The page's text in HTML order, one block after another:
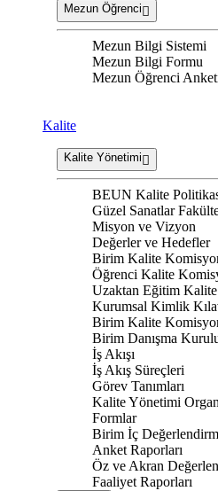
Mezun Öğrenci
Mezun Bilgi Sistemi
Mezun Bilgi Formu
Mezun Öğrenci
Kalite
Kalite Yönetimi
BEUN Kalite
Güzel Sanatlar
Misyon ve Vizyon
Değerler ve Hedefler
Birim Kalite
Öğrenci Kalite
Uzaktan Eğitim Kalite
Kurumsal Kimlik
Birim Kalite
Birim Danışma
İş Akışı
İş Akış Süreçleri
Görev Tanımları
Kalite Yönetimi
Formlar
Birim İç
Anket Raporları
Öz ve Akran
Faaliyet Raporları